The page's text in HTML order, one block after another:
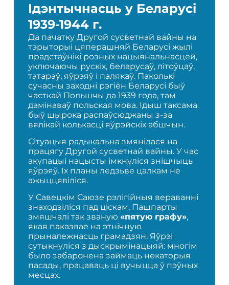
Ідэнтычнасць у Беларусі
1939-1944 г.
Да пачатку Другой сусветнай вайны на
тэрыторыі цяперашняй Беларусі жылі
прадстаўнікі розных нацыянальнасцей,
уключаючы рускіх, беларусаў, літоўцаў,
татараў, яўрэяў і палякаў. Паколькі
сучасны заходні рэгіён Беларусі быў
часткай Польшчы да 1939 года, там
дамінаваў польская мова. Ідыш таксама
быў шырока распаўсюджаны з-за
вялікай колькасці яўрэйскіх абшчын.
Сітуацыя радыкальна змянілася на
працягу Другой сусветнай вайны. У час
акупацыі нацысты імкнуліся знішчыць
яўрэяў. Іх планы ледзьве цалкам не
ажыццявіліся.
У Савецкім Саюзе рэлігійныя вераванні
знаходзіліся пад ціскам. Пашпарты
змяшчалі так званую «пятую графу»,
якая паказвае на этнічную
прыналежнасць грамадзян. Яўрэі
сутыкнуліся з дыскрымінацыяй: многім
было забаронена займаць некаторыя
пасады, працаваць ці вучыцца ў пэўных
месцах.